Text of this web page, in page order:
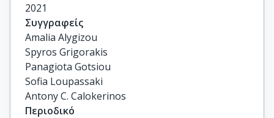
2021
Συγγραφείς
Amalia Alygizou
Spyros Grigorakis
Panagiota Gotsiou
Sofia Loupassaki
Antony C. Calokerinos
Περιοδικό